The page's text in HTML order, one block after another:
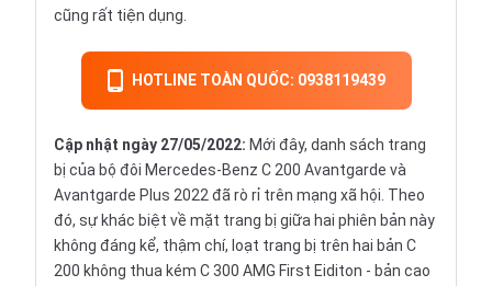
cũng rất tiện dụng.
HOTLINE TOÀN QUỐC: 0938119439
Cập nhật ngày 27/05/2022: Mới đây, danh sách trang
bị của bộ đôi Mercedes-Benz C 200 Avantgarde và
Avantgarde Plus 2022 đã rò rỉ trên mạng xã hội. Theo
đó, sự khác biệt về mặt trang bị giữa hai phiên bản này
không đáng kể, thậm chí, loạt trang bị trên hai bản C
200 không thua kém C 300 AMG First Eiditon - bản cao